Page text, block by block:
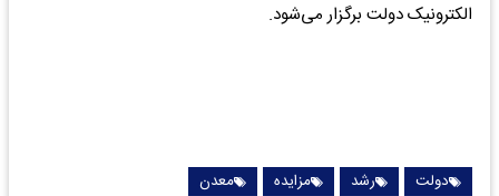
الکترونیک دولت برگزار می‌شود.
دولت رشد مزایده
معدن